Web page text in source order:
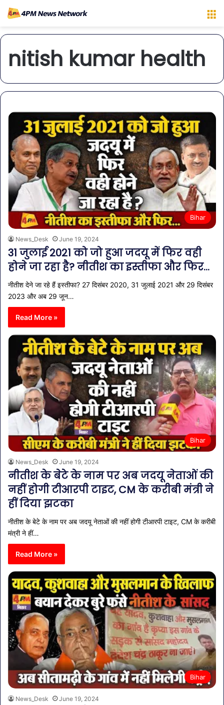
nitish kumar health
Bihar
News_Desk June 19, 2024
31 जुलाई 2021 को जो हुआ जदयू में फिर वही
होने जा रहा है? नीतीश का इस्तीफा और फिर…
नीतीश देने जा रहे हैं इस्तीफा? 27 दिसंबर 2020, 31 जुलाई 2021 और 29 दिसंबर
2023 और अब 29 जून…
Read More »
Bihar
News_Desk June 19, 2024
नीतीश के बेटे के नाम पर अब जदयू नेताओं की
नहीं होगी टीआरपी टाइट, CM के करीबी मंत्री ने
हीं दिया झटका
नीतीश के बेटे के नाम पर अब जदयू नेताओं की नहीं होगी टीआरपी टाइट, CM के करीबी
मंत्री ने हीं…
Read More »
Bihar
News_Desk June 19, 2024